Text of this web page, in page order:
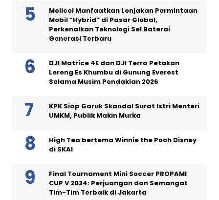
Molicel Manfaatkan Lonjakan Permintaan
Mobil “Hybrid” di Pasar Global,
Perkenalkan Teknologi Sel Baterai
Generasi Terbaru
DJI Matrice 4E dan DJI Terra Petakan
Lereng Es Khumbu di Gunung Everest
Selama Musim Pendakian 2026
KPK Siap Garuk Skandal Surat Istri Menteri
UMKM, Publik Makin Murka
High Tea bertema Winnie the Pooh Disney
di SKAI
Final Tournament Mini Soccer PROPAMI
CUP V 2024: Perjuangan dan Semangat
Tim-Tim Terbaik di Jakarta